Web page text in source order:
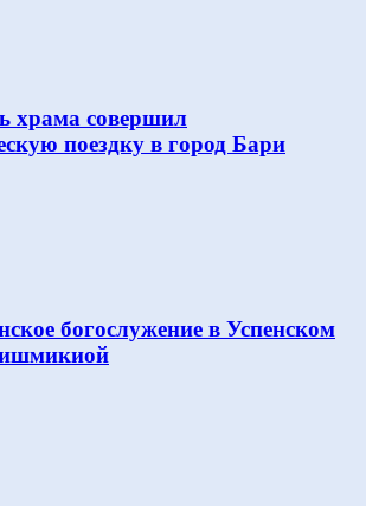
храма совершил
поездку в город Бари
богослужение в Успенском